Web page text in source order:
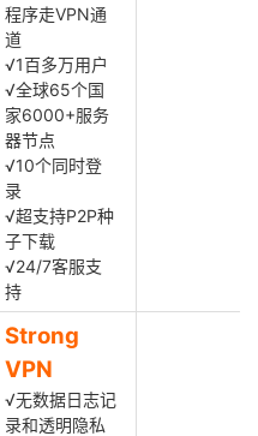
程序走VPN通
道
√1百多万用户
√全球65个国
家6000+服务
器节点
√10个同时登
录
√超支持P2P种
子下载
√24/7客服支
持
Strong
VPN
√无数据日志记
录和透明隐私